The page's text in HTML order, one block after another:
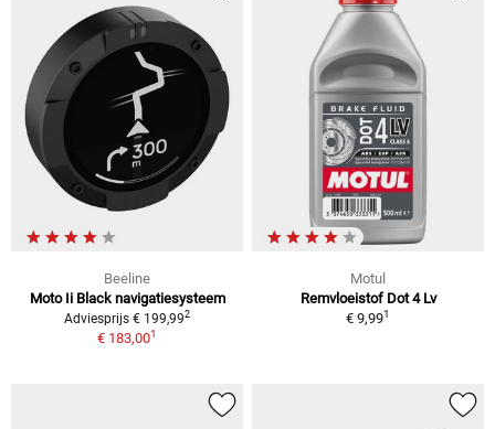
Beeline
Moto Ii Black navigatiesysteem
Adviesprijs € 199,992
€ 183,001
Motul
Remvloeistof Dot 4 Lv
€ 9,991